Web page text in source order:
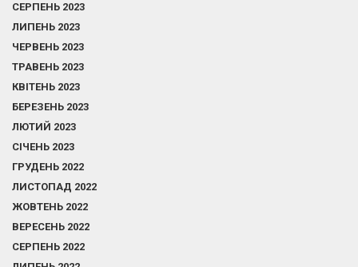
СЕРПЕНЬ 2023
ЛИПЕНЬ 2023
ЧЕРВЕНЬ 2023
ТРАВЕНЬ 2023
КВІТЕНЬ 2023
БЕРЕЗЕНЬ 2023
ЛЮТИЙ 2023
СІЧЕНЬ 2023
ГРУДЕНЬ 2022
ЛИСТОПАД 2022
ЖОВТЕНЬ 2022
ВЕРЕСЕНЬ 2022
СЕРПЕНЬ 2022